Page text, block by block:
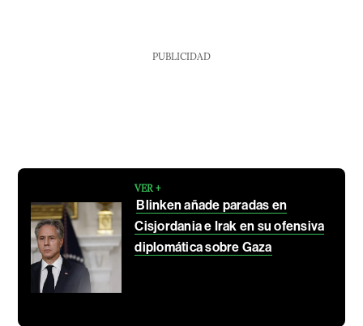
PUBLICIDAD
VER +
Blinken añade paradas en
Cisjordania e Irak en su ofensiva
diplomática sobre Gaza